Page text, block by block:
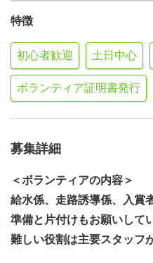
特徴
初心者歓迎 土日中心
ボランティア証明書発行
募集詳細
＜ボランティアの内容＞
給水係、走路誘導係、入賞
準備と片付けもお願いして
難しい役割は主要スタッフ